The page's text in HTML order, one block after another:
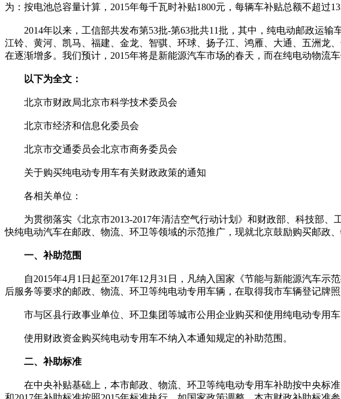
为：按电池总容量计算，2015年每千瓦时补贴1800元，每辆车补贴总额不超过
2014年以来，工信部共发布第53批-第63批共11批，其中，纯电动邮政运输
江铃、黄河、凯马、福建、金龙、智骐、环球、扬子江、鸿雁、大通、五洲龙
在逐渐增多。我们预计，2015年将是新能源汽车市场的春天，而在纯电动物流
以下为全文：
北京市财政局北京市科学技术委员会
北京市经济和信息化委员会
北京市交通委员会北京市商务委员会
关于购买纯电动专用车有关财政政策的通知
各相关单位：
为贯彻落实《北京市2013-2017年清洁空气行动计划》和财政部、科技部、
快纯电动汽车在邮政、物流、环卫等领域的示范推广，现就北京鼓励购买邮政
一、补助范围
自2015年4月1日起至2017年12月31日，凡纳入国家《节能与新能源汽车示
后服务等要求的邮政、物流、环卫等纯电动专用车辆，在取得我市车辆登记牌
市与区县行政事业单位、环卫集团等城市公用企业购买和使用纯电动专用车
使用财政资金购买纯电动专用车不纳入本通知规定的补助范围。
二、补助标准
在中央补贴基础上，本市邮政、物流、环卫等纯电动专用车补助按中央标准